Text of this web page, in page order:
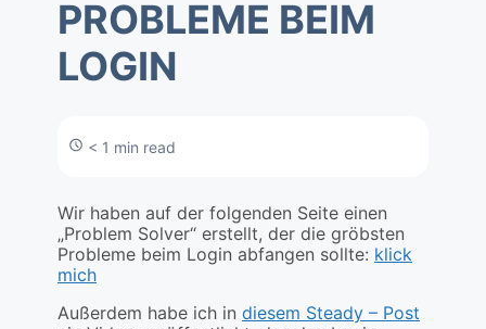
PROBLEME BEIM
LOGIN
< 1 min read
Wir haben auf der folgenden Seite einen
„Problem Solver“ erstellt, der die gröbsten
Probleme beim Login abfangen sollte: klick
mich
Außerdem habe ich in diesem Steady – Post